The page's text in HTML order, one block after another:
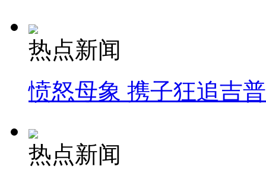
热点新闻
愤怒母象 携子狂追吉
热点新闻